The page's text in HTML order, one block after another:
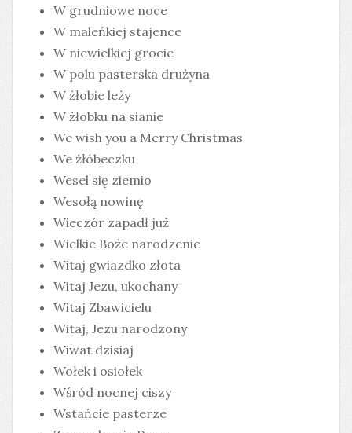
W grudniowe noce
W maleńkiej stajence
W niewielkiej grocie
W polu pasterska drużyna
W żłobie leży
W żłobku na sianie
We wish you a Merry Christmas
We żłóbeczku
Wesel się ziemio
Wesołą nowinę
Wieczór zapadł już
Wielkie Boże narodzenie
Witaj gwiazdko złota
Witaj Jezu, ukochany
Witaj Zbawicielu
Witaj, Jezu narodzony
Wiwat dzisiaj
Wołek i osiołek
Wśród nocnej ciszy
Wstańcie pasterze